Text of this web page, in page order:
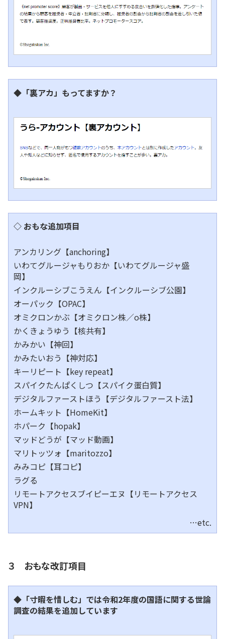
◆「裏アカ」もってますか？
◇ おもな追加項目
アンカリング【anchoring】
いわてグルージャもりおか【いわてグルージャ盛
岡】
インクルーシブこうえん【インクルーシブ公園】
オーパック【OPAC】
オミクロンかぶ【オミクロン株／o株】
かくきょうゆう【核共有】
かみかい【神回】
かみたいおう【神対応】
キーリピート【key repeat】
スパイクたんぱくしつ【スパイク蛋白質】
デジタルファーストほう【デジタルファースト法】
ホームキット【HomeKit】
ホパーク【hopak】
マッドどうが【マッド動画】
マリトッツォ【maritozzo】
みみコピ【耳コピ】
ラグる
リモートアクセスブイピーエヌ【リモートアクセス
VPN】
…etc.
３ おもな改訂項目
◆「寸暇を惜しむ」では令和2年度の国語に関する世論
調査の結果を追加しています